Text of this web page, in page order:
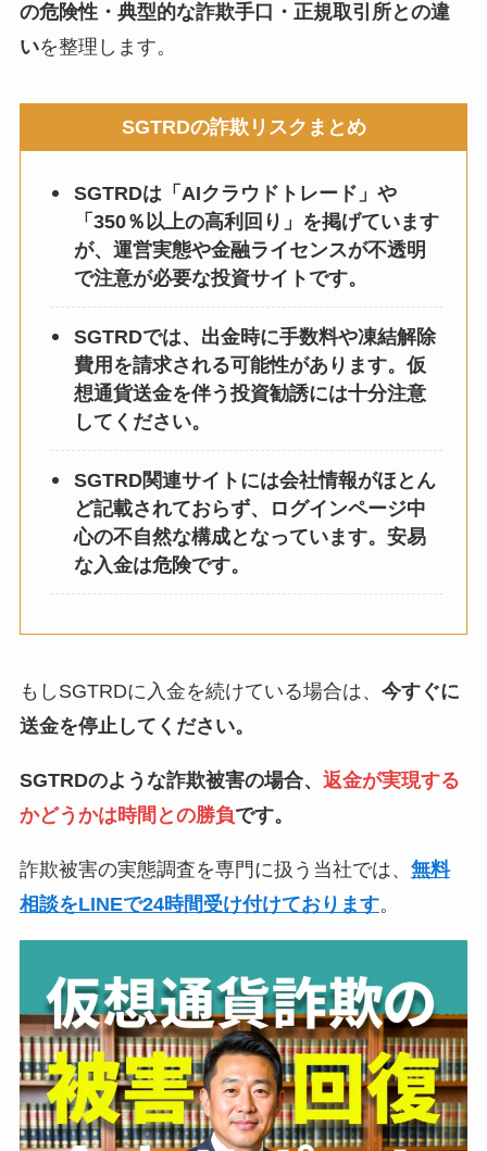
の危険性・典型的な詐欺手口・正規取引所との違
いを整理します。
SGTRDの詐欺リスクまとめ
SGTRDは「AIクラウドトレード」や
「350％以上の高利回り」を掲げています
が、運営実態や金融ライセンスが不透明
で注意が必要な投資サイトです。
SGTRDでは、出金時に手数料や凍結解除
費用を請求される可能性があります。仮
想通貨送金を伴う投資勧誘には十分注意
してください。
SGTRD関連サイトには会社情報がほとん
ど記載されておらず、ログインページ中
心の不自然な構成となっています。安易
な入金は危険です。
もしSGTRDに入金を続けている場合は、 今すぐに
送金を停止してください。
SGTRDのような詐欺被害の場合、 返金が実現する
かどうかは時間との勝負です。
詐欺被害の実態調査を専門に扱う当社では、 無料
相談をLINEで24時間受け付けております。